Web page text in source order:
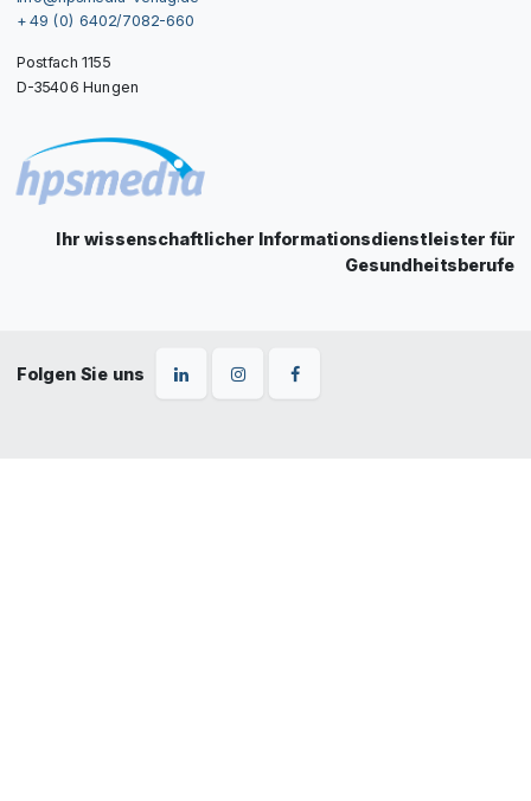
+ 49 (0) 6402/7082-660
Postfach 1155
D-35406 Hungen
Ihr wissenschaftlicher Informationsdienstleister für
Gesundheitsberufe
Folgen Sie uns